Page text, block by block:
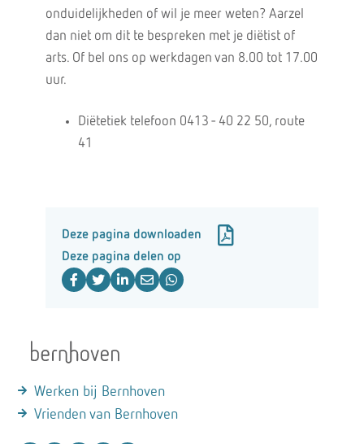
onduidelijkheden of wil je meer weten? Aarzel
dan niet om dit te bespreken met je diëtist of
arts. Of bel ons op werkdagen van 8.00 tot 17.00
uur.
Diëtetiek telefoon 0413 - 40 22 50, route
41
Deze pagina downloaden
Deze pagina delen op
Werken bij Bernhoven
Vrienden van Bernhoven